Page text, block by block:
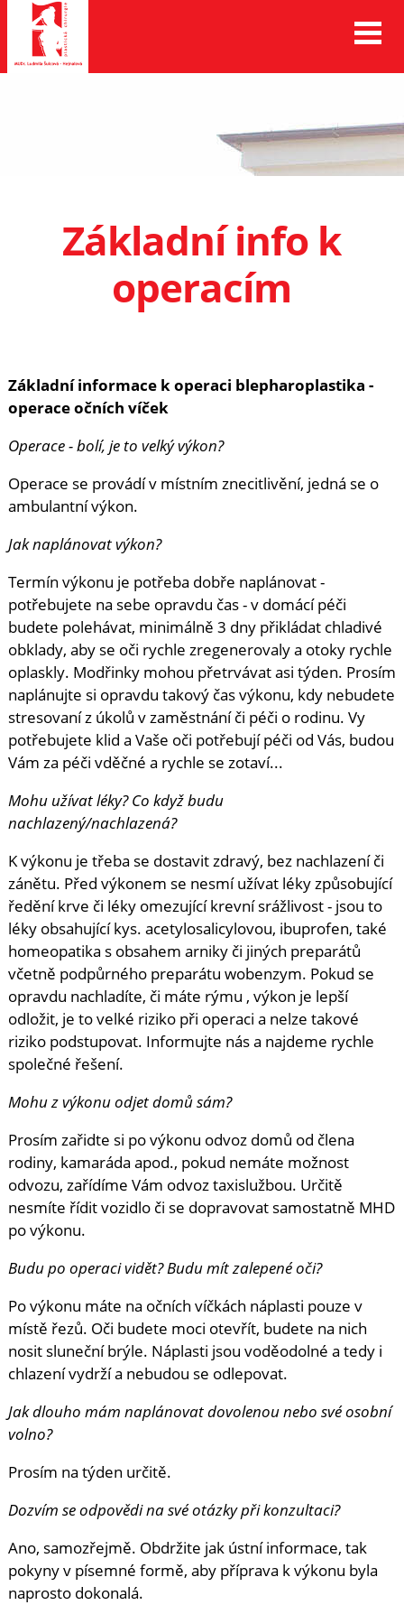
Základní info k
operacím
Základní informace k operaci blepharoplastika -
operace očních víček
Operace - bolí, je to velký výkon?
Operace se provádí v místním znecitlivění, jedná se o
ambulantní výkon.
Jak naplánovat výkon?
Termín výkonu je potřeba dobře naplánovat -
potřebujete na sebe opravdu čas - v domácí péči
budete polehávat, minimálně 3 dny přikládat chladivé
obklady, aby se oči rychle zregenerovaly a otoky rychle
oplaskly. Modřinky mohou přetrvávat asi týden. Prosím
naplánujte si opravdu takový čas výkonu, kdy nebudete
stresovaní z úkolů v zaměstnání či péči o rodinu. Vy
potřebujete klid a Vaše oči potřebují péči od Vás, budou
Vám za péči vděčné a rychle se zotaví...
Mohu užívat léky? Co když budu
nachlazený/nachlazená?
K výkonu je třeba se dostavit zdravý, bez nachlazení či
zánětu. Před výkonem se nesmí užívat léky způsobující
ředění krve či léky omezující krevní srážlivost - jsou to
léky obsahující kys. acetylosalicylovou, ibuprofen, také
homeopatika s obsahem arniky či jiných preparátů
včetně podpůrného preparátu wobenzym. Pokud se
opravdu nachladíte, či máte rýmu , výkon je lepší
odložit, je to velké riziko při operaci a nelze takové
riziko podstupovat. Informujte nás a najdeme rychle
společné řešení.
Mohu z výkonu odjet domů sám?
Prosím zařidte si po výkonu odvoz domů od člena
rodiny, kamaráda apod., pokud nemáte možnost
odvozu, zařídíme Vám odvoz taxislužbou. Určitě
nesmíte řídit vozidlo či se dopravovat samostatně MHD
po výkonu.
Budu po operaci vidět? Budu mít zalepené oči?
Po výkonu máte na očních víčkách náplasti pouze v
místě řezů. Oči budete moci otevřít, budete na nich
nosit sluneční brýle. Náplasti jsou voděodolné a tedy i
chlazení vydrží a nebudou se odlepovat.
Jak dlouho mám naplánovat dovolenou nebo své osobní
volno?
Prosím na týden určitě.
Dozvím se odpovědi na své otázky při konzultaci?
Ano, samozřejmě. Obdržite jak ústní informace, tak
pokyny v písemné formě, aby příprava k výkonu byla
naprosto dokonalá.